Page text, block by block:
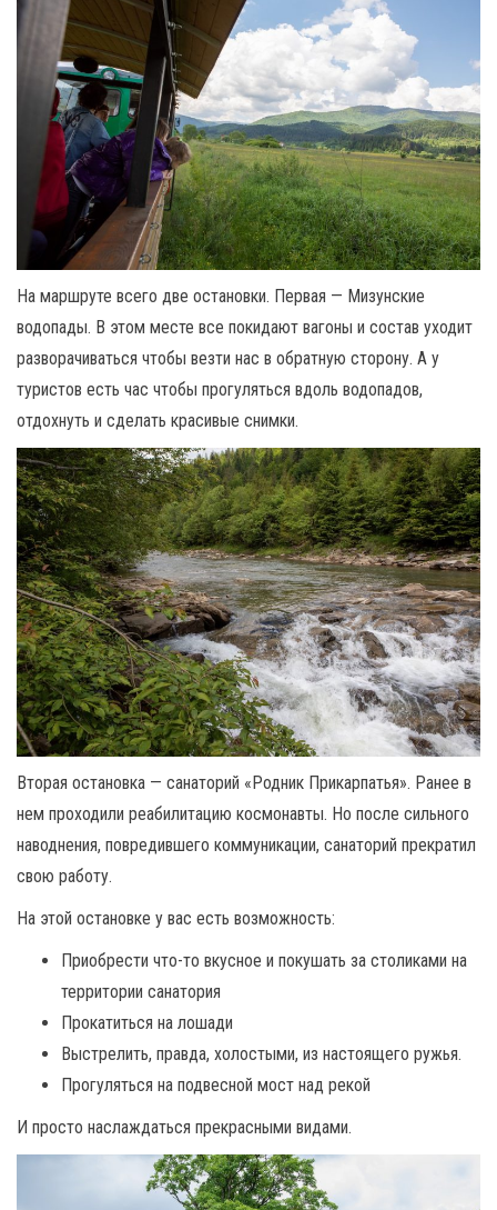
На маршруте всего две остановки. Первая — Мизунские
водопады. В этом месте все покидают вагоны и состав уходит
разворачиваться чтобы везти нас в обратную сторону. А у
туристов есть час чтобы прогуляться вдоль водопадов,
отдохнуть и сделать красивые снимки.
Вторая остановка — санаторий «Родник Прикарпатья». Ранее в
нем проходили реабилитацию космонавты. Но после сильного
наводнения, повредившего коммуникации, санаторий прекратил
свою работу.
На этой остановке у вас есть возможность:
Приобрести что-то вкусное и покушать за столиками на
территории санатория
Прокатиться на лошади
Выстрелить, правда, холостыми, из настоящего ружья.
Прогуляться на подвесной мост над рекой
И просто наслаждаться прекрасными видами.